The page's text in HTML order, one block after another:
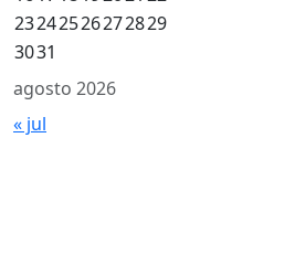
agosto 2026
23242526272829
3031
« jul